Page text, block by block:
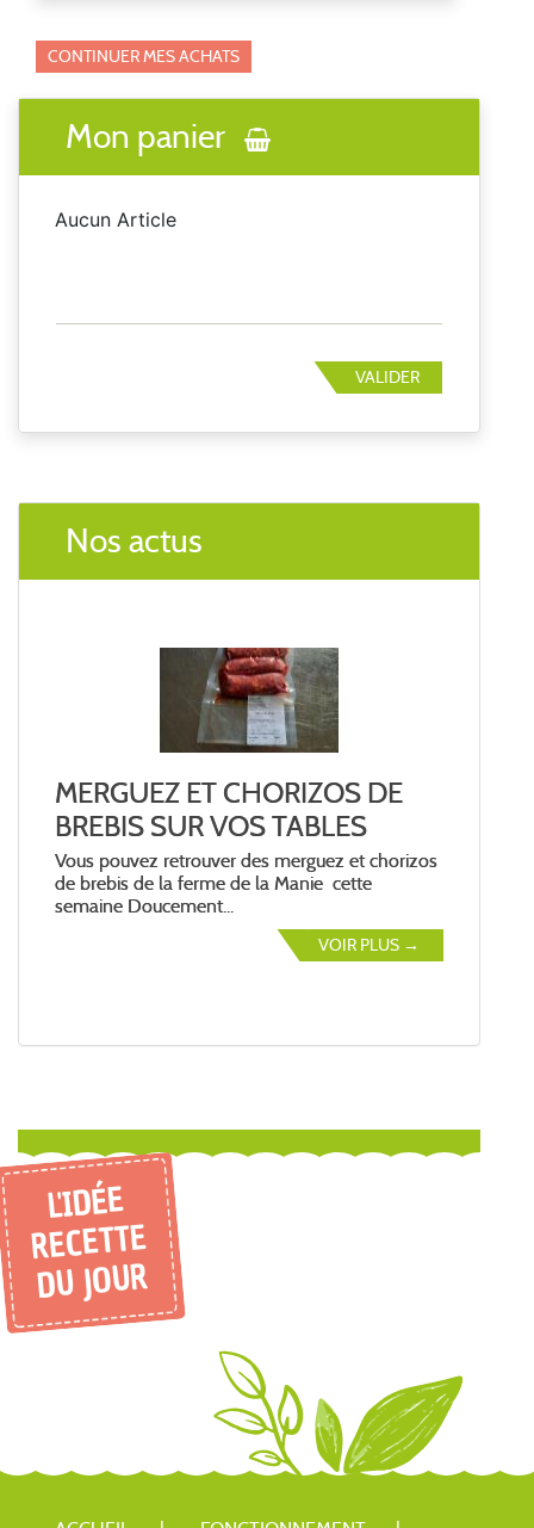
CONTINUER MES ACHATS
Mon panier
Aucun Article
VALIDER
Nos actus
MERGUEZ ET CHORIZOS DE
BREBIS SUR VOS TABLES
Vous pouvez retrouver des merguez et chorizos
de brebis de la ferme de la Manie cette
semaine Doucement...
VOIR PLUS →
L'IDÉE
RECETTE
DU JOUR